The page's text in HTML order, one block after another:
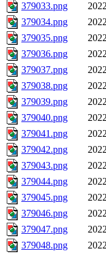
379033.png
379034.png
379035.png
379036.png
379037.png
379038.png
379039.png
379040.png
379041.png
379042.png
379043.png
379044.png
379045.png
379046.png
379047.png
379048.png